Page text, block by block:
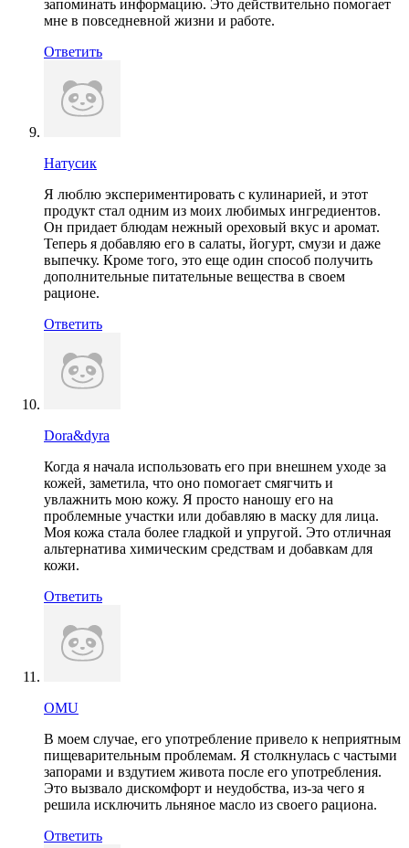
запоминать информацию. Это действительно помогает
мне в повседневной жизни и работе.
Ответить
Натусик
Я люблю экспериментировать с кулинарией, и этот
продукт стал одним из моих любимых ингредиентов.
Он придает блюдам нежный ореховый вкус и аромат.
Теперь я добавляю его в салаты, йогурт, смузи и даже
выпечку. Кроме того, это еще один способ получить
дополнительные питательные вещества в своем
рационе.
Ответить
Dora&dyra
Когда я начала использовать его при внешнем уходе за
кожей, заметила, что оно помогает смягчить и
увлажнить мою кожу. Я просто наношу его на
проблемные участки или добавляю в маску для лица.
Моя кожа стала более гладкой и упругой. Это отличная
альтернатива химическим средствам и добавкам для
кожи.
Ответить
OMU
В моем случае, его употребление привело к неприятным
пищеварительным проблемам. Я столкнулась с частыми
запорами и вздутием живота после его употребления.
Это вызвало дискомфорт и неудобства, из-за чего я
решила исключить льняное масло из своего рациона.
Ответить